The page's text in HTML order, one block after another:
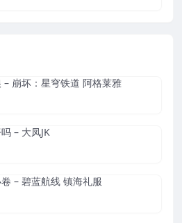
– 崩坏：星穹铁道 阿格莱雅
– 大凤JK
– 碧蓝航线 镇海礼服